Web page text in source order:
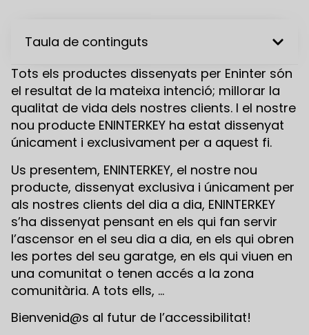
Taula de continguts
Tots els productes dissenyats per Eninter són
el resultat de la mateixa intenció; millorar la
qualitat de vida dels nostres clients. I el nostre
nou producte ENINTERKEY ha estat dissenyat
únicament i exclusivament per a aquest fi.
Us presentem, ENINTERKEY, el nostre nou
producte, dissenyat exclusiva i únicament per
als nostres clients del dia a dia, ENINTERKEY
s’ha dissenyat pensant en els qui fan servir
l’ascensor en el seu dia a dia, en els qui obren
les portes del seu garatge, en els qui viuen en
una comunitat o tenen accés a la zona
comunitària. A tots ells, …
Bienvenid@s al futur de l’accessibilitat!